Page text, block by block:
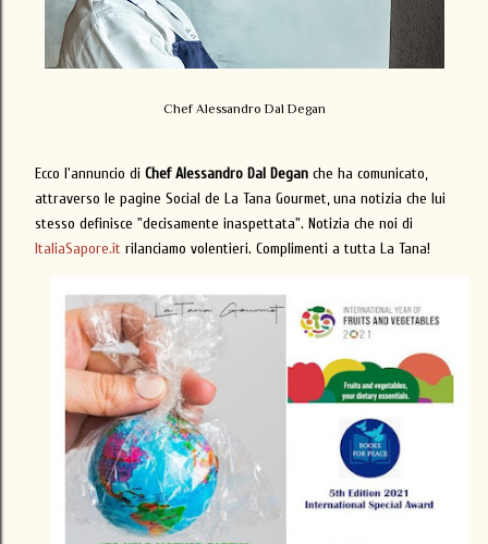
Chef Alessandro Dal Degan
Ecco l'annuncio di Chef Alessandro Dal Degan che ha comunicato,
attraverso le pagine Social de La Tana Gourmet, una notizia che lui
stesso definisce "decisamente inaspettata". Notizia che noi di
ItaliaSapore.it rilanciamo volentieri. Complimenti a tutta La Tana!